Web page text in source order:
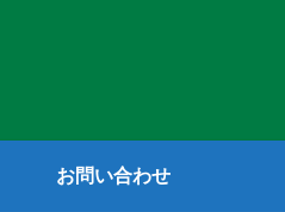
お問い合わせ